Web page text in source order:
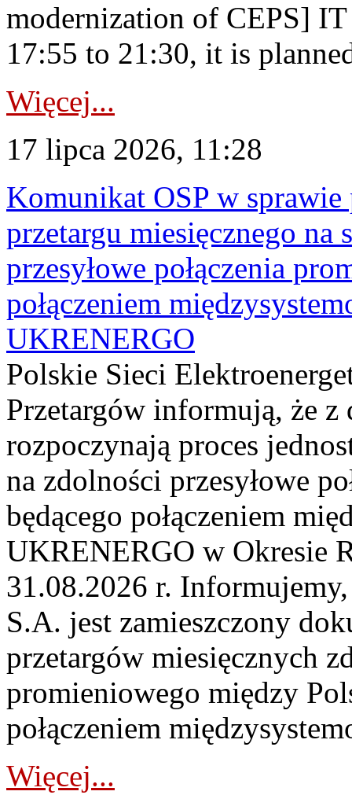
modernization of CEPS]
17:55 to 21:30, it is
Więcej...
17 lipca 2026, 11:28
Komunikat OSP w sprawie
przetargu miesięcznego
przesyłowe połączenia
połączeniem
UKRENERGO
Polskie Sieci
Przetargów informują, że
rozpoczynają proces
na zdolności przesyłowe
będącego połączeniem
UKRENERGO w Okresie
31.08.2026 r.
S.A. jest zamieszczony
przetargów miesięcznych
promieniowego między
połączeniem
Więcej...